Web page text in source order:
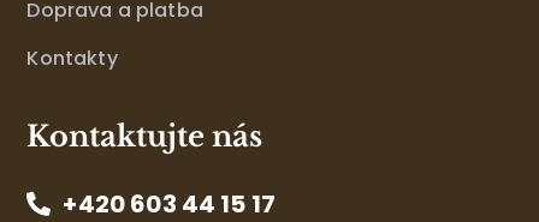
Doprava a platba
Kontakty
Kontaktujte nás
+420 603 44 15 17